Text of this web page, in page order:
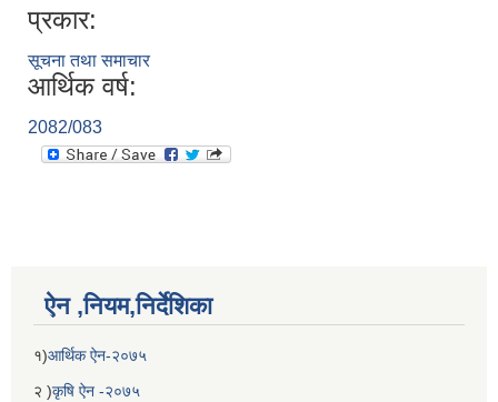
प्रकार:
सूचना तथा समाचार
आर्थिक वर्ष:
2082/083
ऐन ,नियम,निर्देशिका
१)आर्थिक ऐन-२०७५
२ )कृषि ऐन -२०७५